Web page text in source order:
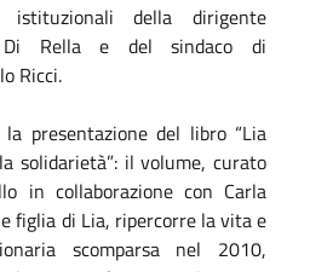
della dirigente
Di Rella e del sindaco di
Ricci.
presentazione del libro “Lia
solidarietà”: il volume, curato
in collaborazione con Carla
figlia di Lia, ripercorre la vita e
scomparsa nel 2010,